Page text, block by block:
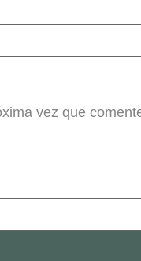
vez que